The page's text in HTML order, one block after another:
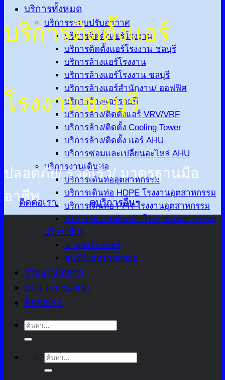
บริการทั้งหมด
บริการระบบปรับอากาศ
บริการติดตั้งแอร์โรงงาน
บริการติดตั้งแอร์โรงงาน ชลบุรี
บริการล้างแอร์โรงงาน
บริการล้างแอร์โรงงาน ชลบุรี
บริการล้างแอร์สำนักงาน/ ออฟฟิศ
บริการล้างแอร์รายปี
บริการล้าง/ติดตั้งแอร์ VRV/VRF
บริการล้าง/ติดตั้ง Cooling Tower
บริการล้าง/ติดตั้ง แอร์ AHU
บริการซ่อมและเปลี่ยนอะไหล่ AHU
บริการงานเดินท่อ
บริการเดินท่ออุตสาหกรรม
บริการเดินท่อ HDPE โรงงานอุตสาหกรรม
บริการเดินท่อ PPR โรงงานอุตสาหกรรม
บริการเดินท่อดับเพลิงโรงงานอุตสาหกรรม
บริการอื่นๆ
ขายอะไหล่แอร์
ศูนย์ฝึกอบรมทดสอบ
ร่วมงานกับเรา
บทความของเรา
ติดต่อเรา
ค้นหา:
ค้นหา:
บริการติดตั้งแอร์
โรงงานชลบุรี
ปลอดภัย/ รวดเร็ว/ มาตรฐานมือ
อาชีพ
ติดต่อเรา ดูบริการอื่นๆ